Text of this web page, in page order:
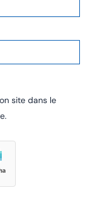
site dans le